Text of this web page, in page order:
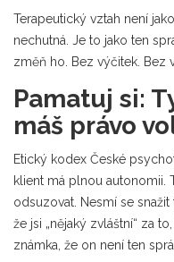
Terapeutický vztah není
nechutná. Je to jako ten
změň ho. Bez výčitek. Bez
Pamatuj si:
máš právo
Etický kodex České
klient má plnou autonomii.
odsuzovat. Nesmí se
že jsi „nějaký zvláštní“ za
známka, že on není ten